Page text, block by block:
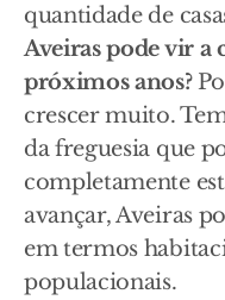
quantidade de
Aveiras pode vir a
próximos anos?
crescer muito.
da freguesia que
completamente
avançar, Aveiras
em termos
populacionais.